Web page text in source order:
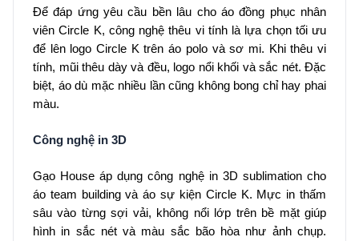
Để đáp ứng yêu cầu bền lâu cho áo đồng phục nhân
viên Circle K, công nghệ thêu vi tính là lựa chọn tối ưu
để lên logo Circle K trên áo polo và sơ mi. Khi thêu vi
tính, mũi thêu dày và đều, logo nổi khối và sắc nét. Đặc
biệt, áo dù mặc nhiều lần cũng không bong chỉ hay phai
màu.
Công nghệ in 3D
Gạo House áp dụng công nghệ in 3D sublimation cho
áo team building và áo sự kiện Circle K. Mực in thấm
sâu vào từng sợi vải, không nổi lớp trên bề mặt giúp
hình in sắc nét và màu sắc bão hòa như ảnh chụp.